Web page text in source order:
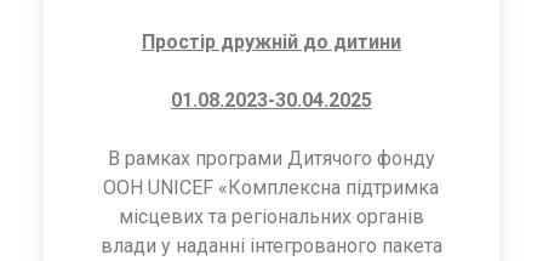
Простір дружній до дитини
01.08.2023-30.04.2025
В рамках програми Дитячого фонду
ООН UNICEF «Комплексна підтримка
місцевих та регіональних органів
влади у наданні інтегрованого пакета